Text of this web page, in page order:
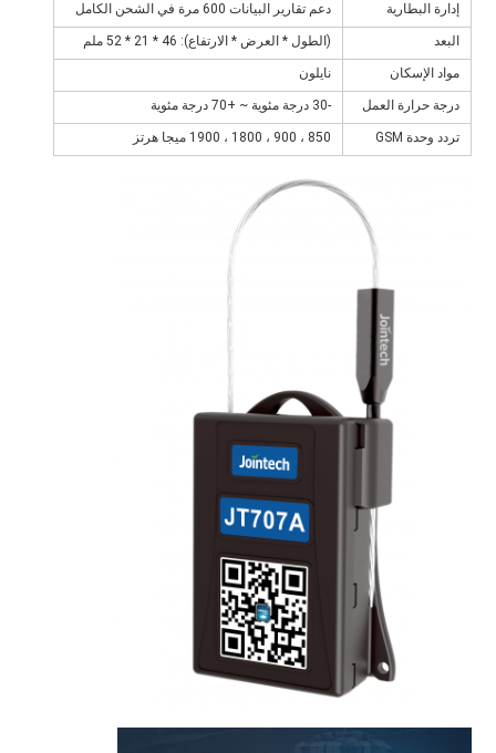
إدارة البطارية دعم تقارير البيانات 600 مرة في الشحن الكامل
البعد (الطول * العرض * الارتفاع): 46 * 21 * 52 ملم
مواد الإسكان نايلون
درجة حرارة العمل -30 درجة مئوية ~ +70 درجة مئوية
تردد وحدة GSM 850 ، 900 ، 1800 ، 1900 ميجا هرتز